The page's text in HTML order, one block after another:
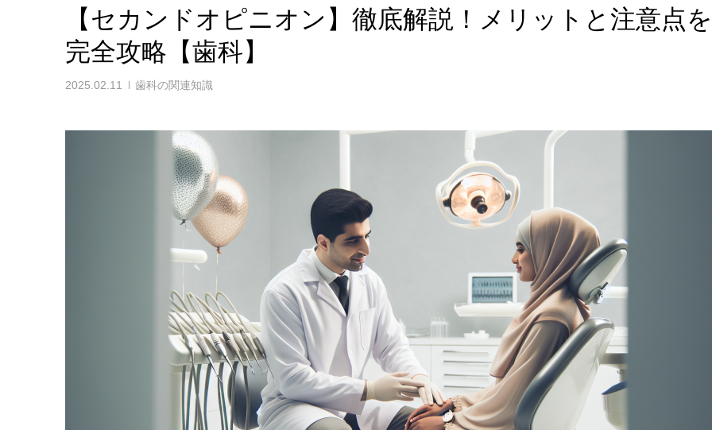
【セカンドオピニオン】徹底解説！メリットと注意点を
完全攻略【歯科】
2025.02.11 歯科の関連知識